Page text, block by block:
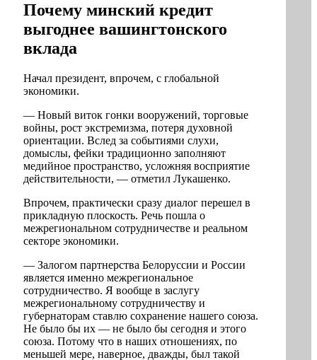
Почему минский кредит
выгоднее вашингтонского
вклада
Начал президент, впрочем, с глобальной
экономики.
— Новый виток гонки вооружений, торговые
войны, рост экстремизма, потеря духовной
ориентации. Вслед за событиями слухи,
домыслы, фейки традиционно заполняют
медийное пространство, усложняя восприятие
действительности, — отметил Лукашенко.
Впрочем, практически сразу диалог перешел в
прикладную плоскость. Речь пошла о
межрегиональном сотрудничестве и реальном
секторе экономики.
— Залогом партнерства Белоруссии и России
является именно межрегиональное
сотрудничество. Я вообще в заслугу
межрегиональному сотрудничеству и
губернаторам ставлю сохранение нашего союза.
Не было бы их — не было бы сегодня и этого
союза. Потому что в наших отношениях, по
меньшей мере, наверное, дважды, был такой